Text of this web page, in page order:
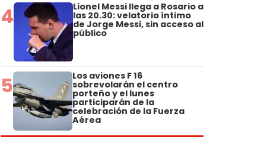
4 Lionel Messi llega a Rosario a
las 20.30: velatorio íntimo
de Jorge Messi, sin acceso al
público
5 Los aviones F 16
sobrevolarán el centro
porteño y el lunes
participarán de la
celebración de la Fuerza
Aérea